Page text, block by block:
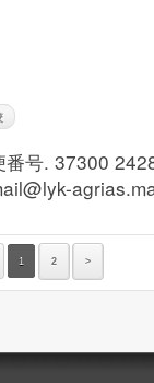
番号. 37300
1 2 >